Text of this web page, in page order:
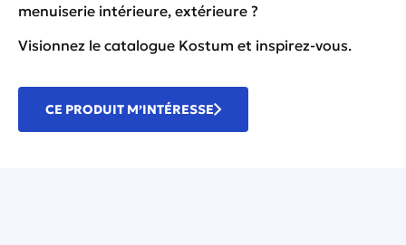
menuiserie intérieure, extérieure ?
Visionnez le catalogue Kostum et inspirez-vous.
CE PRODUIT M’INTÉRESSE